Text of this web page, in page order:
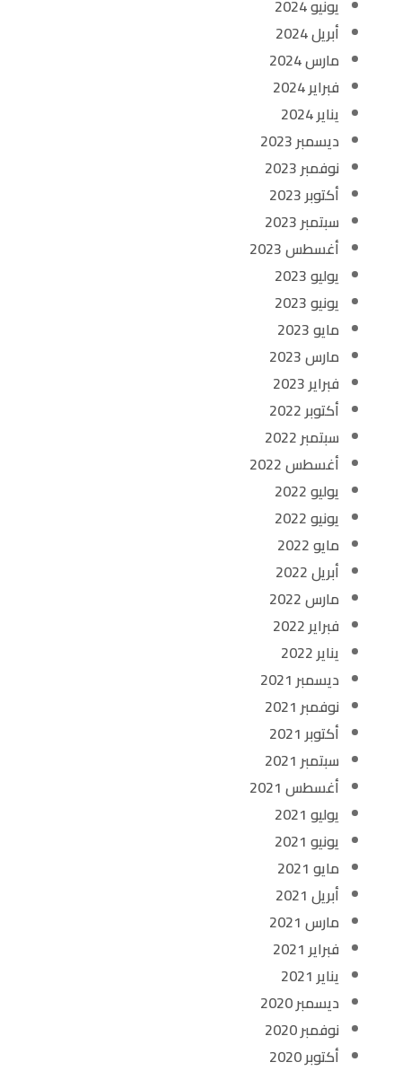
يونيو 2024
أبريل 2024
مارس 2024
فبراير 2024
يناير 2024
ديسمبر 2023
نوفمبر 2023
أكتوبر 2023
سبتمبر 2023
أغسطس 2023
يوليو 2023
يونيو 2023
مايو 2023
مارس 2023
فبراير 2023
أكتوبر 2022
سبتمبر 2022
أغسطس 2022
يوليو 2022
يونيو 2022
مايو 2022
أبريل 2022
مارس 2022
فبراير 2022
يناير 2022
ديسمبر 2021
نوفمبر 2021
أكتوبر 2021
سبتمبر 2021
أغسطس 2021
يوليو 2021
يونيو 2021
مايو 2021
أبريل 2021
مارس 2021
فبراير 2021
يناير 2021
ديسمبر 2020
نوفمبر 2020
أكتوبر 2020